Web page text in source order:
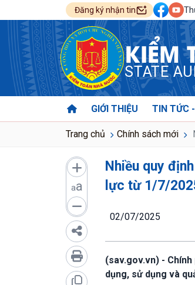
Đăng ký nhận tin
KIỂM
STATE
GIỚI THIỆU TIN TỨC
Trang chủ Chính sách mới
aa
Nhiều quy
lực từ 1/7/
02/07/2025
(sav.gov.vn) -
dụng, sử dụng và